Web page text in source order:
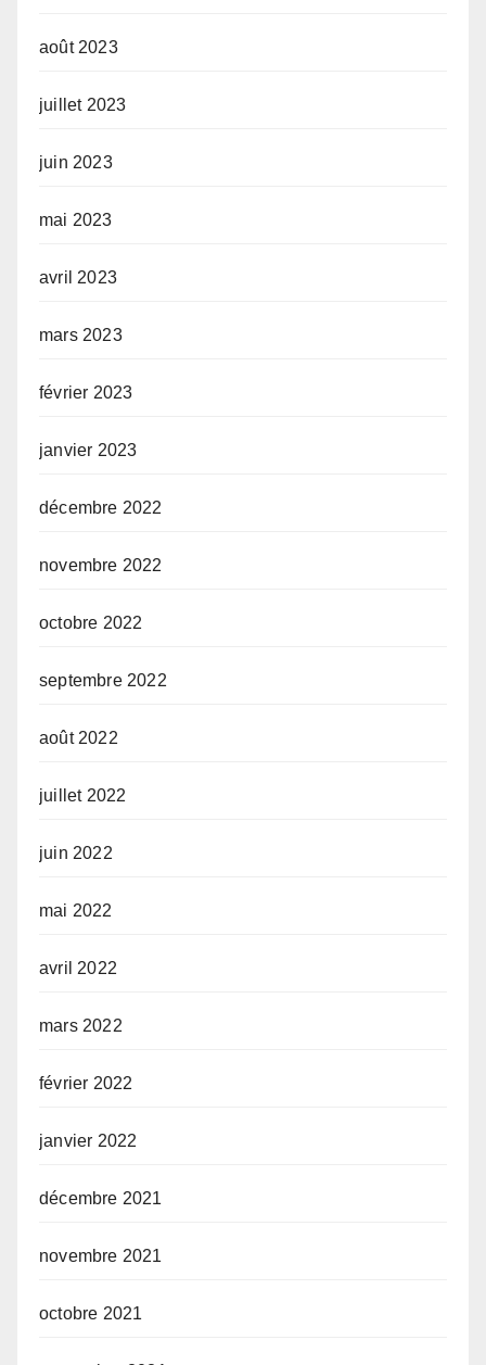
août 2023
juillet 2023
juin 2023
mai 2023
avril 2023
mars 2023
février 2023
janvier 2023
décembre 2022
novembre 2022
octobre 2022
septembre 2022
août 2022
juillet 2022
juin 2022
mai 2022
avril 2022
mars 2022
février 2022
janvier 2022
décembre 2021
novembre 2021
octobre 2021